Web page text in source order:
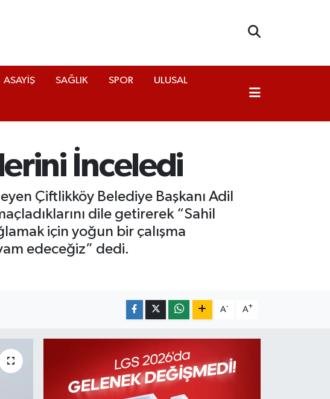
ASAYİŞ SAĞLIK SPOR ULUSAL
İnceledi
Çiftlikköy Belediye Başkanı Adil
dile getirerek “Sahil
için yoğun bir çalışma
edeceğiz” dedi.
A- A+